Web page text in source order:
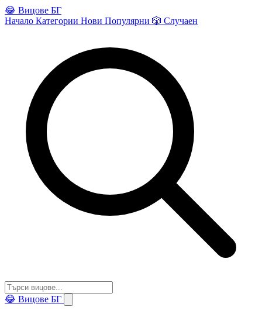
😂 Вицове БГ
Начало Категории Нови Популярни 🎲 Случаен
😂 Вицове БГ